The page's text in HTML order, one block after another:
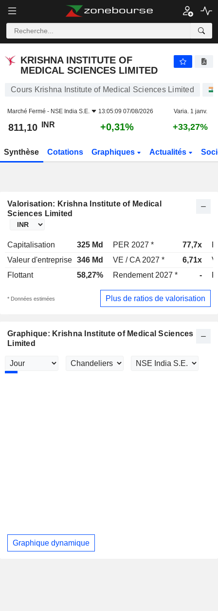
KRISHNA INSTITUTE OF
MEDICAL SCIENCES LIMITED
Cours Krishna Institute of Medical Sciences Limited
Marché Fermé - NSE India S.E. 13:05:09 07/08/2026 Varia. 1 janv.
811,10 INR +0,31% +33,27%
Synthèse Cotations Graphiques Actualités
Valorisation: Krishna Institute of Medical
Sciences Limited
Capitalisation 325 Md PER 2027 * 77,7x
Valeur d'entreprise 346 Md VE / CA 2027 * 6,71x
Flottant
58,27% Rendement 2027 * -
* Données estimées Plus de ratios de valorisation
Graphique: Krishna Institute of Medical Sciences
Limited
Graphique dynamique